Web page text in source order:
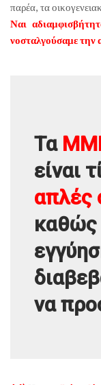
παρέα, τα
Ναι
νοσταλγούσαμε την
Τα
είναι
απλές
καθώς
να